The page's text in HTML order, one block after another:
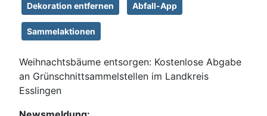
Dekoration entfernen Abfall-App
Sammelaktionen
Weihnachtsbäume entsorgen: Kostenlose Abgabe
an Grünschnittsammelstellen im Landkreis
Esslingen